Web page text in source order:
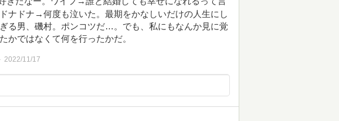
ナドナ→何度も泣いた。最期をかなしいだけの人生にし
る男、磯村。ポンコツだ…。でも、私にもなんか見に覚
ではなくて何を行ったかだ。
2022/11/17